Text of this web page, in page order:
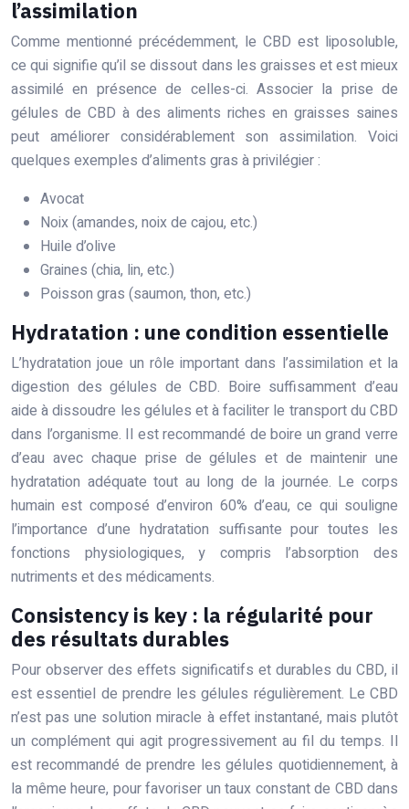
l’assimilation
Comme mentionné précédemment, le CBD est liposoluble,
ce qui signifie qu’il se dissout dans les graisses et est mieux
assimilé en présence de celles-ci. Associer la prise de
gélules de CBD à des aliments riches en graisses saines
peut améliorer considérablement son assimilation. Voici
quelques exemples d’aliments gras à privilégier :
Avocat
Noix (amandes, noix de cajou, etc.)
Huile d’olive
Graines (chia, lin, etc.)
Poisson gras (saumon, thon, etc.)
Hydratation : une condition essentielle
L’hydratation joue un rôle important dans l’assimilation et la
digestion des gélules de CBD. Boire suffisamment d’eau
aide à dissoudre les gélules et à faciliter le transport du CBD
dans l’organisme. Il est recommandé de boire un grand verre
d’eau avec chaque prise de gélules et de maintenir une
hydratation adéquate tout au long de la journée. Le corps
humain est composé d’environ 60% d’eau, ce qui souligne
l’importance d’une hydratation suffisante pour toutes les
fonctions physiologiques, y compris l’absorption des
nutriments et des médicaments.
Consistency is key : la régularité pour
des résultats durables
Pour observer des effets significatifs et durables du CBD, il
est essentiel de prendre les gélules régulièrement. Le CBD
n’est pas une solution miracle à effet instantané, mais plutôt
un complément qui agit progressivement au fil du temps. Il
est recommandé de prendre les gélules quotidiennement, à
la même heure, pour favoriser un taux constant de CBD dans